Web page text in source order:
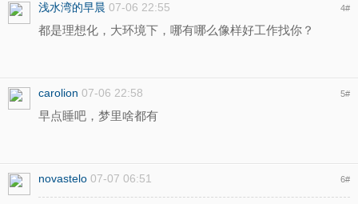
浅水湾的早晨 07-06 22:55 4#
都是理想化，大环境下，哪有哪么像样好工作找你？
carolion 07-06 22:58 5#
早点睡吧，梦里啥都有
novastelo 07-07 06:51 6#